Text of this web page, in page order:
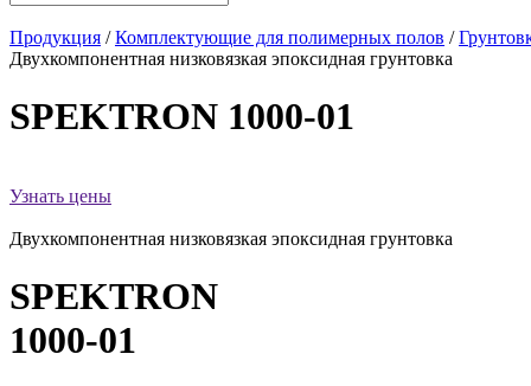
Продукция /Комплектующие для полимерных полов /
Двухкомпонентная низковязкая эпоксидная грунтовка
SPEKTRON 1000-01
Узнать цены
Двухкомпонентная низковязкая эпоксидная грунтовка
SPEKTRON
1000-01